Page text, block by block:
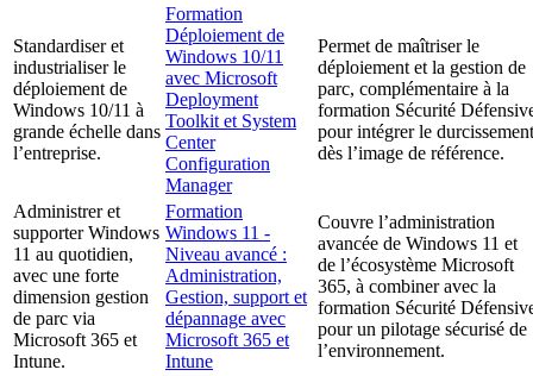
Standardiser et
industrialiser le
déploiement de
Windows 10/11 à
grande échelle dans
l’entreprise.
Formation
Déploiement de
Windows 10/11
avec Microsoft
Deployment
Toolkit et System
Center
Configuration
Manager
Permet de maîtriser le
déploiement et la gestion de
parc, complémentaire à la
formation Sécurité
pour intégrer le durcissement
dès l’image de référence.
Administrer et
supporter Windows
11 au quotidien,
avec une forte
dimension gestion
de parc via
Microsoft 365 et
Intune.
Formation
Windows 11 -
Niveau avancé :
Administration,
Gestion, support et
dépannage avec
Microsoft 365 et
Intune
Couvre l’administration
avancée de Windows 11 et
de l’écosystème Microsoft
365, à combiner avec la
formation Sécurité
pour un pilotage sécurisé de
l’environnement.